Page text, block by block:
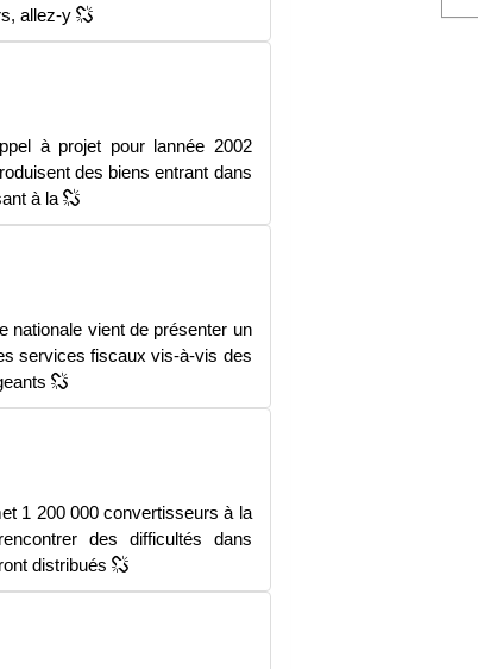
allez-y
à projet pour lannée 2002
des biens entrant dans
à la
nationale vient de présenter un
services fiscaux vis-à-vis des
1 200 000 convertisseurs à la
des difficultés dans
distribués